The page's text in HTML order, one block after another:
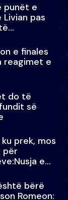
punët e
pas
e finales
reagimet e
do të
së
prek, mos
për
e
bërë
Romeon: